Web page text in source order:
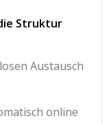
Struktur
Austausch
online